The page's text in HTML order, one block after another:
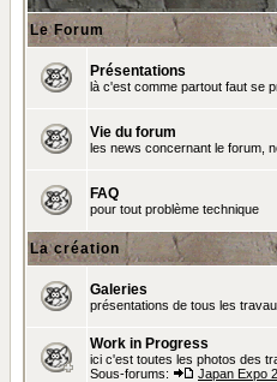
Le Forum
Présentations
là c'est comme partout faut se
Vie du forum
les news concernant le forum,
FAQ
pour tout problème technique
La création
Galeries
présentations de tous les
Work in Progress
ici c'est toutes les photos des
Sous-forums:
Japan Expo